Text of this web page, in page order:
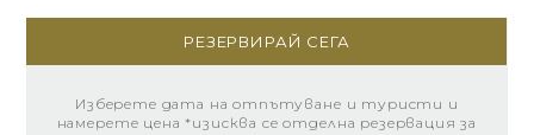
РЕЗЕРВИРАЙ СЕГА
Изберете дата на отпътуване и туристи и
намерете цена *изисква се отделна резервация за